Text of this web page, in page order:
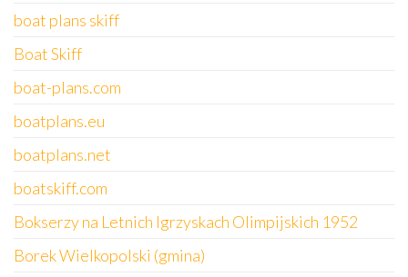
boat plans skiff
Boat Skiff
boat-plans.com
boatplans.eu
boatplans.net
boatskiff.com
Bokserzy na Letnich Igrzyskach Olimpijskich 1952
Borek Wielkopolski (gmina)